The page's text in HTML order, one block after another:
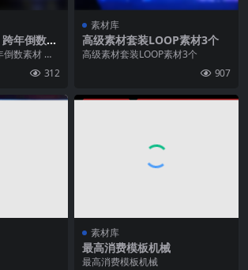
年倒数素
数素材 本
312
素材库
高级素材套装LOOP素材3个
高级素材套装LOOP素材3个
907
素材库
最高消费模板机械
最高消费模板机械